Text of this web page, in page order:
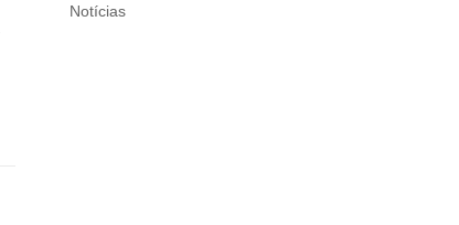
Notícias